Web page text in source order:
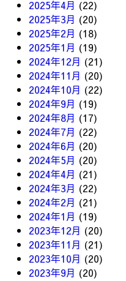
2025年4月 (22)
2025年3月 (20)
2025年2月 (18)
2025年1月 (19)
2024年12月 (21)
2024年11月 (20)
2024年10月 (22)
2024年9月 (19)
2024年8月 (17)
2024年7月 (22)
2024年6月 (20)
2024年5月 (20)
2024年4月 (21)
2024年3月 (22)
2024年2月 (21)
2024年1月 (19)
2023年12月 (20)
2023年11月 (21)
2023年10月 (20)
2023年9月 (20)